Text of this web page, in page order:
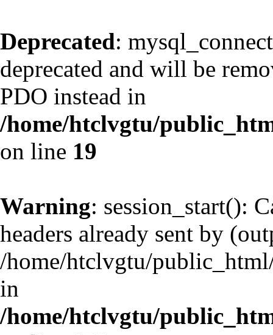
Deprecated:
deprecated and will be
PDO instead in
/home/htclvgtu/
on line 19
Warning: session_start():
headers already sent by
/home/htclvgtu/
in
/home/htclvgtu/